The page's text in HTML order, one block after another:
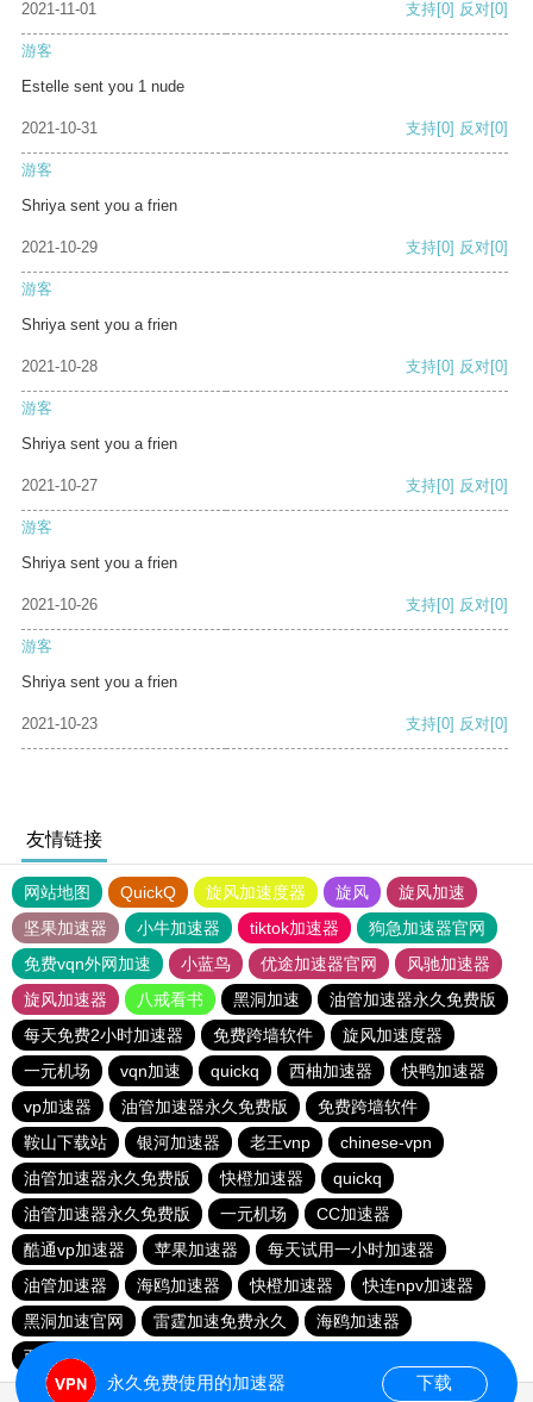
2021-11-01 支持[0] 反对[0]
游客
Estelle sent you 1 nude
2021-10-31 支持[0] 反对[0]
游客
Shriya sent you a frien
2021-10-29 支持[0] 反对[0]
游客
Shriya sent you a frien
2021-10-28 支持[0] 反对[0]
游客
Shriya sent you a frien
2021-10-27 支持[0] 反对[0]
游客
Shriya sent you a frien
2021-10-26 支持[0] 反对[0]
游客
Shriya sent you a frien
2021-10-23 支持[0] 反对[0]
友情链接
网站地图 QuickQ 旋风加速度器 旋风
旋风加速
坚果加速器
小牛加速器 tiktok加速器
狗急加速器官网
免费vqn外网加速
小蓝鸟 优途加速器官网
风驰加速器
旋风加速器
八戒看书 黑洞加速
油管加速器永久免费版
每天免费2小时加速器
免费跨墙软件
旋风加速度器
一元机场
vqn加速 quickq 西柚加速器
快鸭加速器
vp加速器
油管加速器永久免费版
免费跨墙软件
鞍山下载站
银河加速器 老王vnp
chinese-vpn
油管加速器永久免费版
快橙加速器
quickq
油管加速器永久免费版
一元机场
CC加速器
酷通vp加速器
苹果加速器
每天试用一小时加速器
油管加速器
海鸥加速器 快橙加速器
快连npv加速器
黑洞加速官网
雷霆加速免费永久
海鸥加速器
西柚加速器
永久免费使用的加速器 下载